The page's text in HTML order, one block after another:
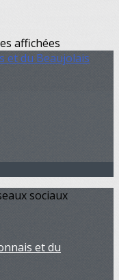
affichées
sociaux